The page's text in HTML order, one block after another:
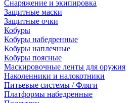
Снаряжение и экипировка
Защитные маски
Защитные очки
Кобуры
Кобуры набедренные
Кобуры наплечные
Кобуры поясные
Маскировочные ленты для оружия
Наколенники и налокотники
Питьевые системы / Фляги
Платформы набедренные